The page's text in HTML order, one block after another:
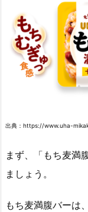
出典：https://www.uha-
まず、「もち麦満
ましょう。
もち麦満腹バーは